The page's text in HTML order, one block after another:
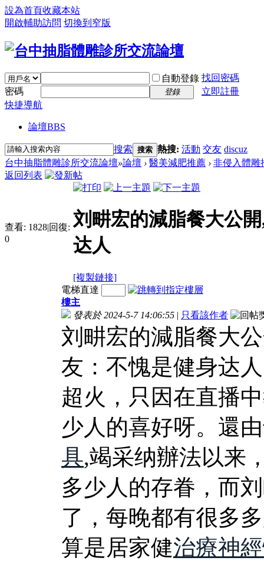
設為首頁收藏本站
開啟輔助訪問 切換到窄版
自動登錄 找回密碼
密碼
登錄
立即註冊
快捷導航
論壇BBS
搜索 搜索 熱搜: 活動 交友 discuz
台中抽脂體雕診所交流論壇»論壇 › 醫美減肥推薦 › 非侵入體雕
返回列表
查看: 1828|回復:
0
刘畊宏的減脂餐大公
达人
[複製鏈接]
電梯直達
樓主
發表於 2024-5-7 14:06:55 | 只看該作者
刘畊宏的減脂餐大
友：不愧是健身达
超火，只因在直播
少人的喜好呀。還
具,竭采纳辦法以来
多少人的存眷，而
了，每晚都有很多
算是居家健治療神